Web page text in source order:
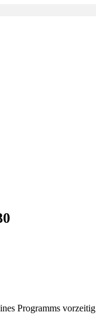
Programms